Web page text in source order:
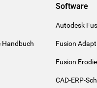
Handbuch
Software
Autodesk
Fusion
Fusion
CAD-ERP-